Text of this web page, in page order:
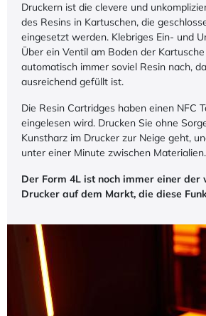
Druckern ist die clevere und
des Resins in Kartuschen, die
eingesetzt werden. Klebriges Ein- und
Über ein Ventil am Boden der
automatisch immer soviel Resin nach,
ausreichend gefüllt ist.
Die Resin Cartridges haben einen NFC
eingelesen wird. Drucken Sie ohne
Kunstharz im Drucker zur Neige geht,
unter einer Minute zwischen Materialien.
Der Form 4L ist noch immer einer der
Drucker auf dem Markt, die diese